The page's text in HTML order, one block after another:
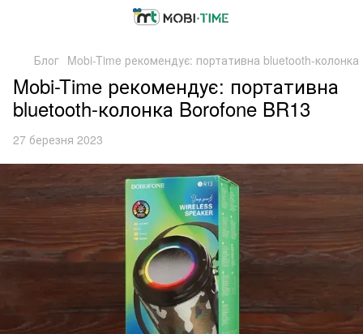
Блог Mobi-Time рекомендує: портативна bluetooth-
Mobi-Time рекомендує: портативна
bluetooth-колонка Borofone BR13
27 березня 2023